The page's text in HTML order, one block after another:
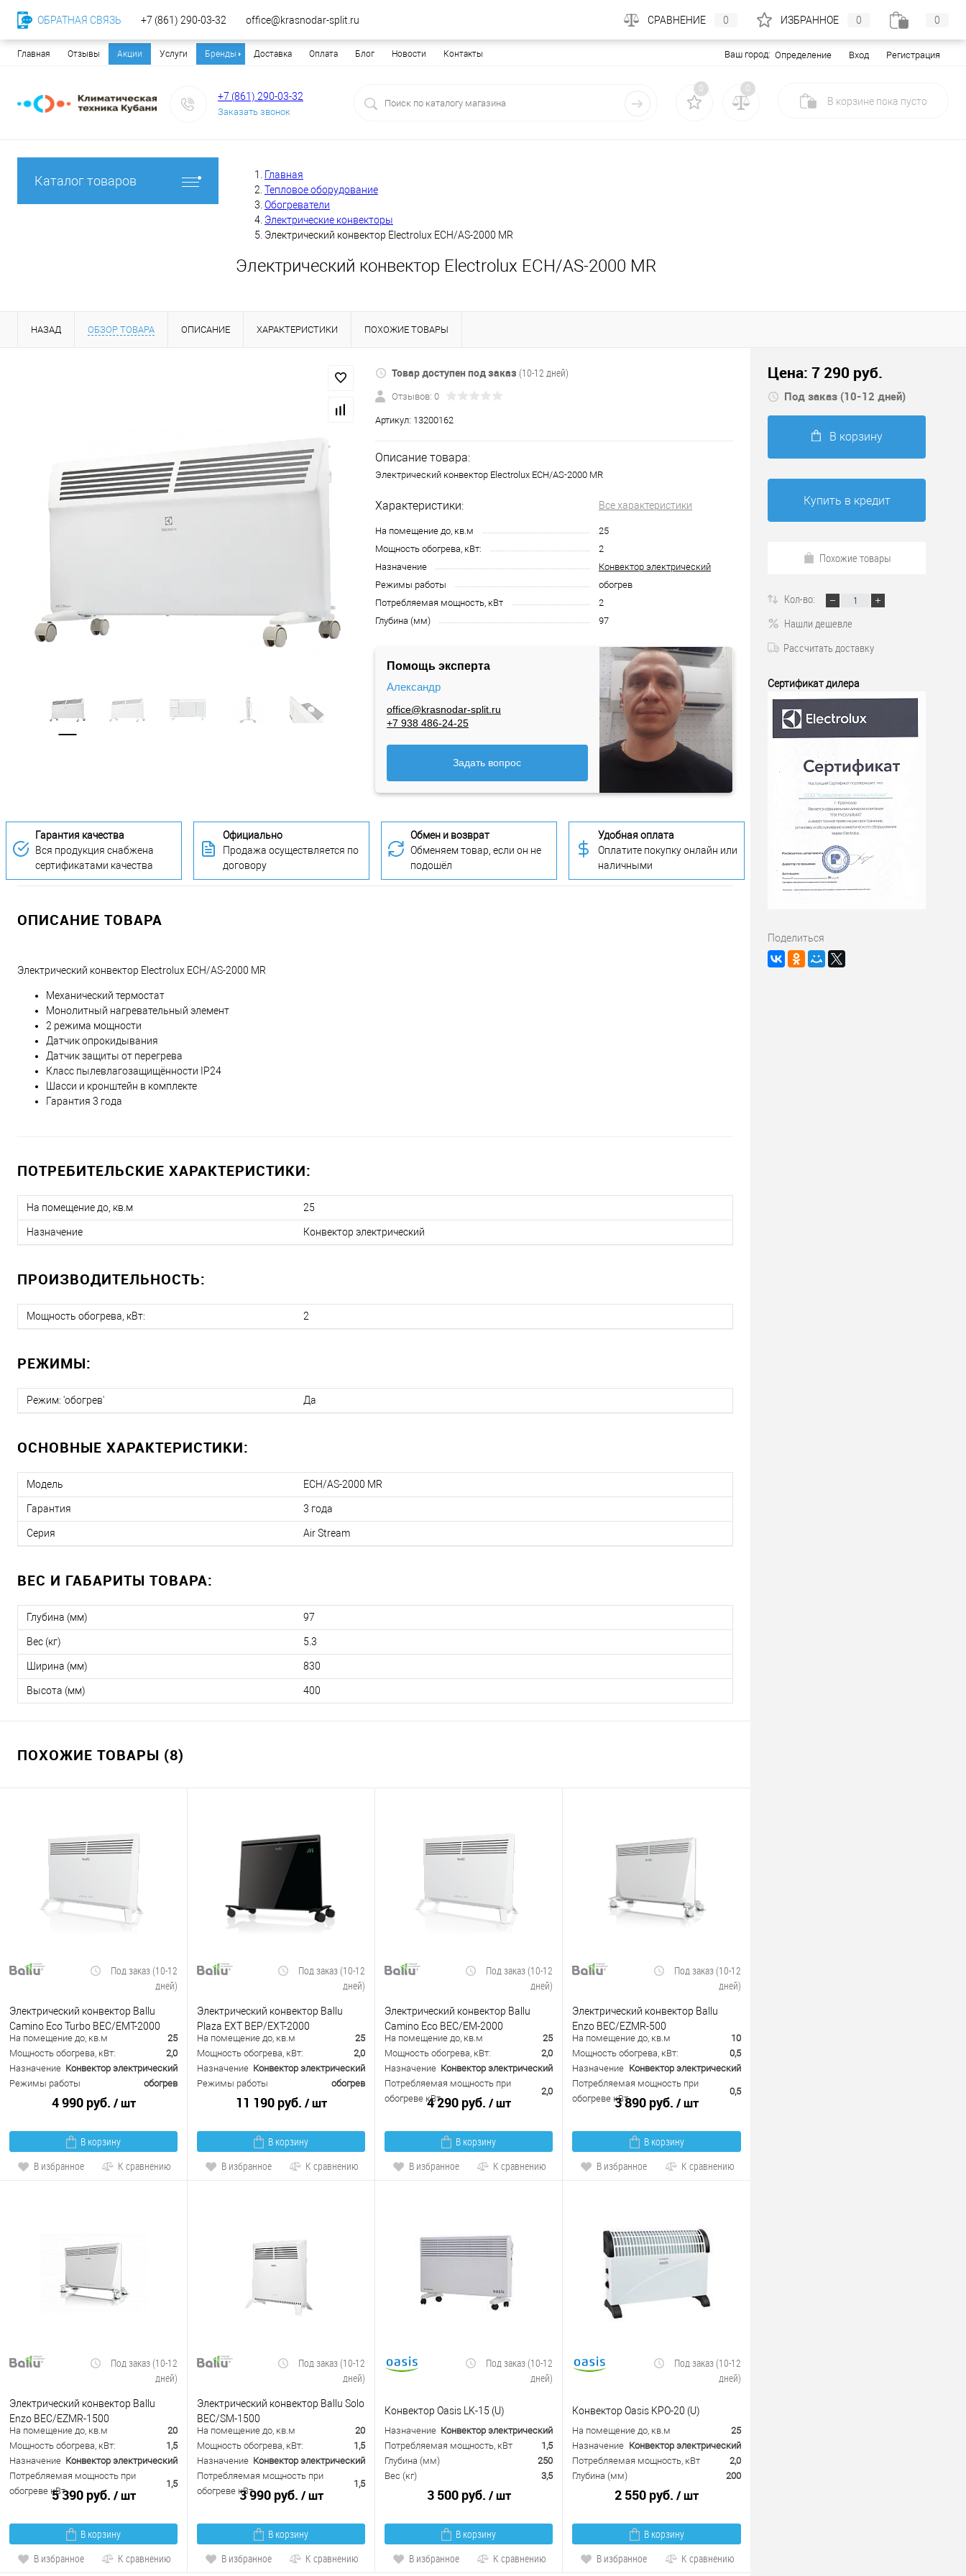
Главная Отзывы Акции Услуги Бренды Доставка Оплата Блог Новости Контакты Ваш город: Определение Вход Регистрация
+7 (861) 290-03-32
Заказать звонок
0 0
В корзине пока пусто
Каталог товаров
Главная
Тепловое оборудование
Обогреватели
Электрические конвекторы
Электрический конвектор Electrolux ECH/AS-2000 MR
Электрический конвектор Electrolux ECH/AS-2000 MR
НАЗАД ОБЗОР ТОВАРА ОПИСАНИЕ ХАРАКТЕРИСТИКИ ПОХОЖИЕ ТОВАРЫ
Товар доступен под заказ (10-12 дней)
Отзывов: 0
Артикул: 13200162
Описание товара:
Электрический конвектор Electrolux ECH/AS-2000 MR
Характеристики: Все характеристики
На помещение до, кв.м
25
Мощность обогрева, кВт:
2
Назначение
Конвектор электрический
Режимы работы
обогрев
Потребляемая мощность, кВт
2
Глубина (мм)
97
Помощь эксперта
Александр
office@krasnodar-split.ru
+7 938 486-24-25
Задать вопрос
Гарантия качества
Вся продукция снабжена
сертификатами качества
Официально
Продажа осуществляется по
договору
Обмен и возврат
Обменяем товар, если он не
подошёл
Удобная оплата
Оплатите покупку онлайн или
наличными
ОПИСАНИЕ ТОВАРА
Электрический конвектор Electrolux ECH/AS-2000 MR
Механический термостат
Монолитный нагревательный элемент
2 режима мощности
Датчик опрокидывания
Датчик защиты от перегрева
Класс пылевлагозащищённости IP24
Шасси и кронштейн в комплекте
Гарантия 3 года
ПОТРЕБИТЕЛЬСКИЕ ХАРАКТЕРИСТИКИ:
На помещение до, кв.м 25
Назначение Конвектор электрический
ПРОИЗВОДИТЕЛЬНОСТЬ:
Мощность обогрева, кВт: 2
РЕЖИМЫ:
Режим: 'обогрев' Да
ОСНОВНЫЕ ХАРАКТЕРИСТИКИ:
Модель ECH/AS-2000 MR
Гарантия 3 года
Серия Air Stream
ВЕС И ГАБАРИТЫ ТОВАРА:
Глубина (мм) 97
Вес (кг) 5.3
Ширина (мм) 830
Высота (мм) 400
ПОХОЖИЕ ТОВАРЫ (8)
Под заказ (10-12
дней)
Электрический конвектор Ballu
Camino Eco Turbo BEC/EMT-2000
На помещение до, кв.м
25
Мощность обогрева, кВт:
2,0
Назначение Конвектор электрический
Режимы работы
обогрев
4 990 руб. / шт
В корзину
В избранное
К сравнению
Под заказ (10-12
дней)
Электрический конвектор Ballu
Plaza EXT BEP/EXT-2000
На помещение до, кв.м
25
Мощность обогрева, кВт:
2,0
Назначение Конвектор электрический
Режимы работы
обогрев
11 190 руб. / шт
В корзину
В избранное
К сравнению
Под заказ (10-12
дней)
Электрический конвектор Ballu
Camino Eco BEC/EM-2000
На помещение до, кв.м
25
Мощность обогрева, кВт:
2,0
Назначение Конвектор электрический
Потребляемая мощность при
обогреве кВт
2,0
4 290 руб. / шт
В корзину
В избранное
К сравнению
Под заказ (10-12
дней)
Электрический конвектор Ballu
Enzo BEC/EZMR-500
На помещение до, кв.м
10
Мощность обогрева, кВт:
0,5
Назначение Конвектор электрический
Потребляемая мощность при
обогреве кВт
0,5
3 890 руб. / шт
В корзину
В избранное
К сравнению
Под заказ (10-12
дней)
Электрический конвектор Ballu
Enzo BEC/EZMR-1500
На помещение до, кв.м
20
Мощность обогрева, кВт:
1,5
Назначение Конвектор электрический
Потребляемая мощность при
обогреве кВт
1,5
5 390 руб. / шт
В корзину
В избранное
К сравнению
Под заказ (10-12
дней)
Электрический конвектор Ballu Solo
BEC/SM-1500
На помещение до, кв.м
20
Мощность обогрева, кВт:
1,5
Назначение Конвектор электрический
Потребляемая мощность при
обогреве кВт
1,5
3 990 руб. / шт
В корзину
В избранное
К сравнению
Под заказ (10-12
дней)
Конвектор Oasis LK-15 (U)
Назначение Конвектор электрический
Потребляемая мощность, кВт
1,5
Глубина (мм)
250
Вес (кг)
3,5
3 500 руб. / шт
В корзину
В избранное
К сравнению
Под заказ (10-12
дней)
Конвектор Oasis KPO-20 (U)
На помещение до, кв.м
25
Назначение Конвектор электрический
Потребляемая мощность, кВт
2,0
Глубина (мм)
200
2 550 руб. / шт
В корзину
В избранное
К сравнению
Цена: 7 290 руб.
Под заказ (10-12 дней)
В корзину
Купить в кредит
Похожие товары
Кол-во:
Нашли дешевле
Рассчитать доставку
Сертификат дилера
Поделиться
ОБРАТНАЯ СВЯЗЬ +7 (861) 290-03-32 office@krasnodar-split.ru СРАВНЕНИЕ 0 ИЗБРАННОЕ 0 0